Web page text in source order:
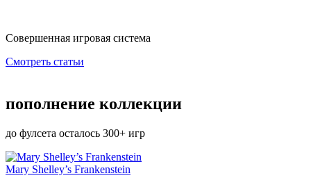
Совершенная игровая система
Смотреть статьи
пополнение коллекции
до фулсета осталось 300+ игр
Mary Shelley’s Frankenstein